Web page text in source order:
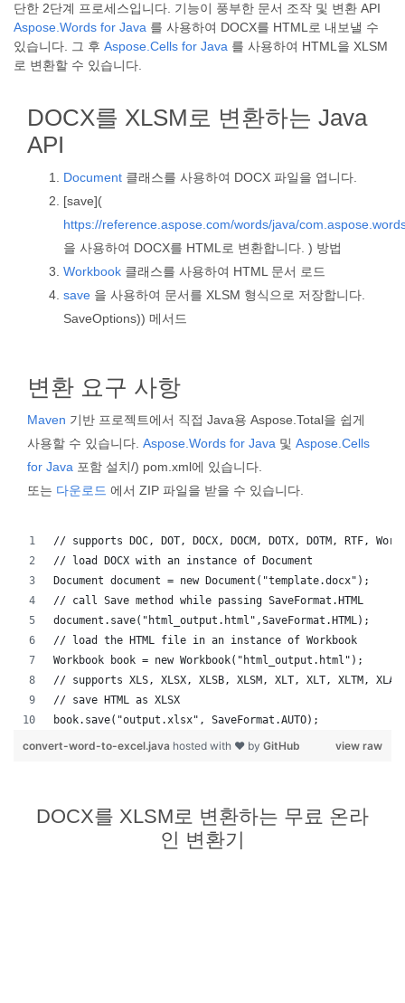
단한 2단계 프로세스입니다. 기능이 풍부한 문서 조작 및 변환 API
Aspose.Words for Java 를 사용하여 DOCX를 HTML로 내보낼 수
있습니다. 그 후 Aspose.Cells for Java 를 사용하여 HTML을 XLSM
로 변환할 수 있습니다.
DOCX를 XLSM로 변환하는 Java
API
Document 클래스를 사용하여 DOCX 파일을 엽니다.
[save](
https://reference.aspose.com/words/java/
을 사용하여 DOCX를 HTML로 변환합니다. ) 방법
Workbook 클래스를 사용하여 HTML 문서 로드
save 을 사용하여 문서를 XLSM 형식으로 저장합니다.
SaveOptions)) 메서드
변환 요구 사항
Maven 기반 프로젝트에서 직접 Java용 Aspose.Total을 쉽게
사용할 수 있습니다. Aspose.Words for Java 및 Aspose.Cells
for Java 포함 설치/) pom.xml에 있습니다.
또는 다운로드 에서 ZIP 파일을 받을 수 있습니다.
// supports DOC, DOT, DOCX, DOCM, DOTX, DOTM, RTF,
// load DOCX with an instance of Document
Document document = new Document("template.docx");
// call Save method while passing SaveFormat.HTML
document.save("html_output.html",SaveFormat.HTML);
// load the HTML file in an instance of Workbook
Workbook book = new Workbook("html_output.html");
// supports XLS, XLSX, XLSB, XLSM, XLT, XLT, XLTM,
// save HTML as XLSX
book.save("output.xlsx", SaveFormat.AUTO);
view raw
convert-word-to-excel.java hosted with ❤ by GitHub
DOCX를 XLSM로 변환하는 무료 온라
인 변환기